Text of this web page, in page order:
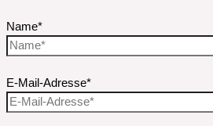
Name*
E-Mail-Adresse*